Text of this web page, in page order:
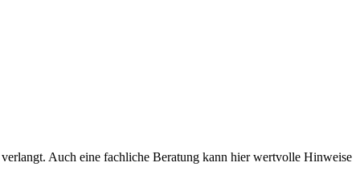
Auch eine fachliche Beratung kann hier wertvolle Hinweise